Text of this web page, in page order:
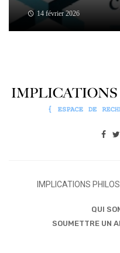
14 février 2026
IMPLICATIONS
QUI
SOUMETTRE UN